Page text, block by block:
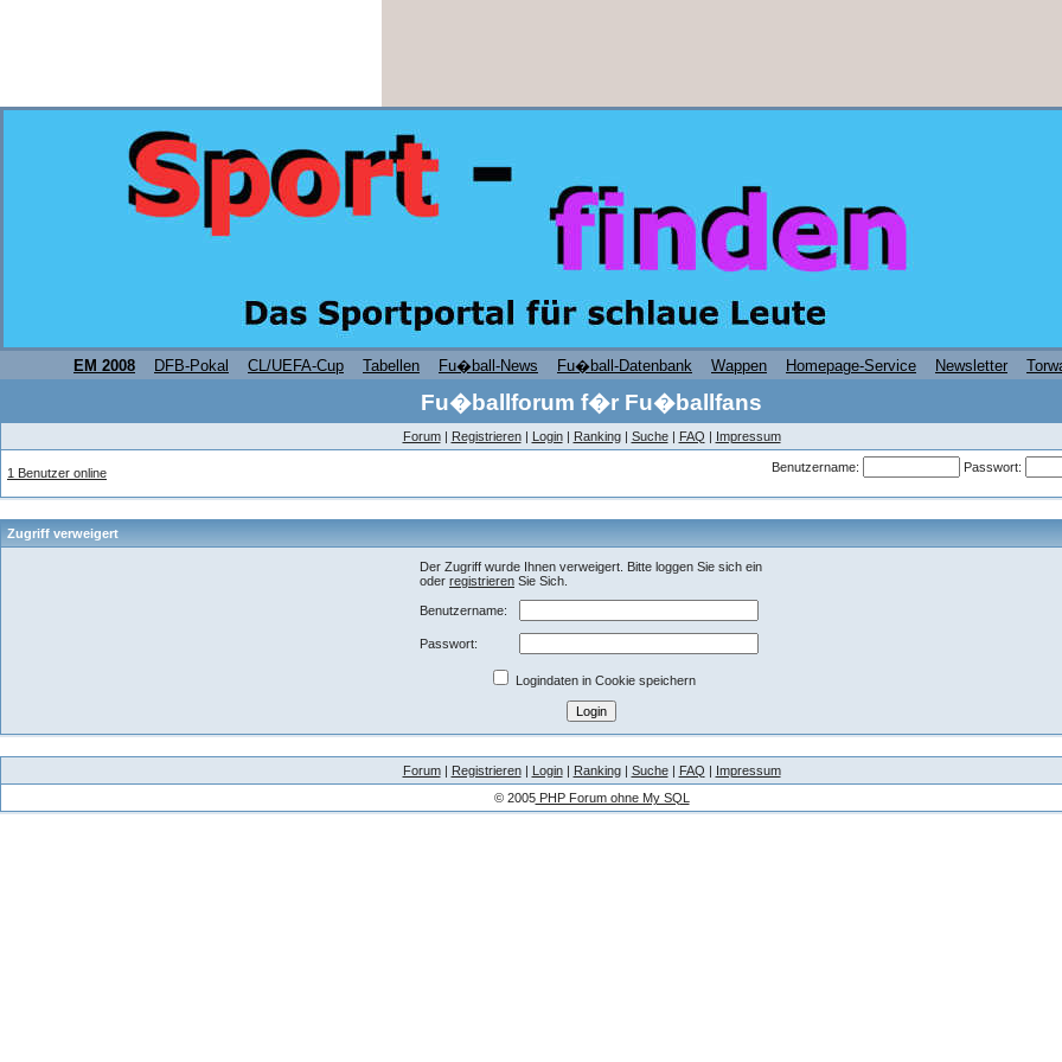
EM 2008 DFB-Pokal CL/UEFA-Cup Tabellen Fu�ball-News Fu�ball-Datenbank Wappen Homepage-Service Newsletter
Fu�ballforum f�r Fu�ballfans
Forum| Registrieren| Login| Ranking| Suche| FAQ | Impressum
1 Benutzer online Benutzername: Passwort:
Zugriff verweigert
Der Zugriff wurde Ihnen verweigert. Bitte loggen Sie sich ein
oder registrieren Sie Sich.
Benutzername:
Passwort:
Logindaten in Cookie speichern
Forum| Registrieren| Login| Ranking| Suche| FAQ | Impressum
© 2005PHP Forum ohne My SQL